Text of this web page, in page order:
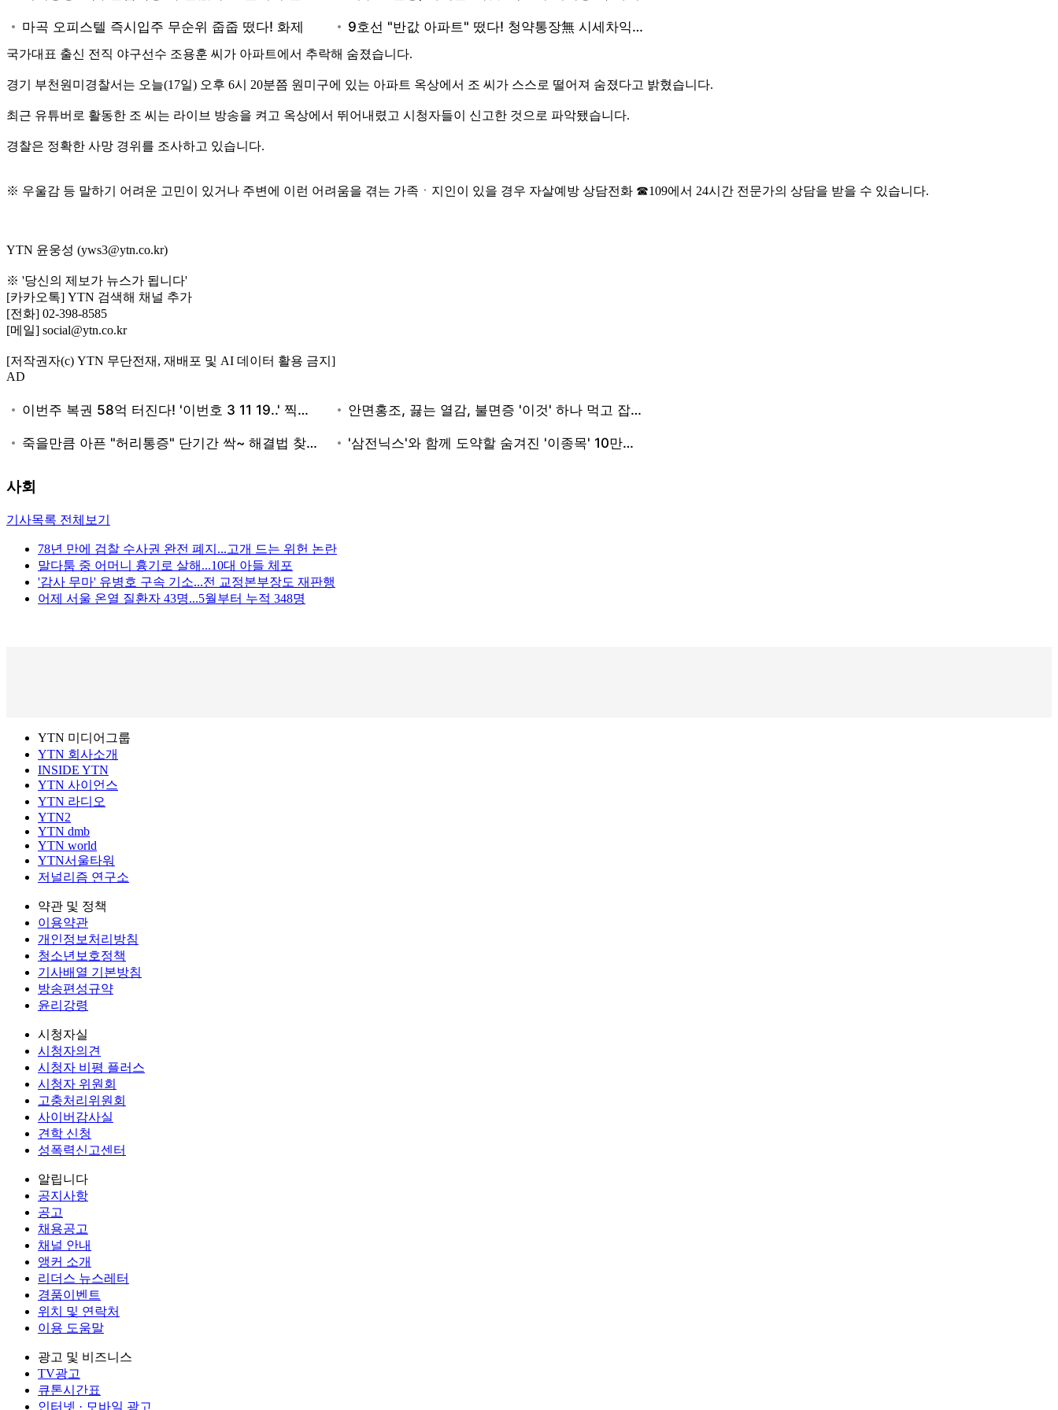
국가대표 출신 전직 야구선수 조용훈 씨가 아파트에서 추락해 숨졌습니다.
경기 부천원미경찰서는 오늘(17일) 오후 6시 20분쯤 원미구에 있는 아파트 옥상에서 조 씨가 스스로 떨어져 숨졌다고 밝혔습니다.
최근 유튜버로 활동한 조 씨는 라이브 방송을 켜고 옥상에서 뛰어내렸고 시청자들이 신고한 것으로 파악됐습니다.
경찰은 정확한 사망 경위를 조사하고 있습니다.
※ 우울감 등 말하기 어려운 고민이 있거나 주변에 이런 어려움을 겪는 가족ㆍ지인이 있을 경우 자살예방 상담전화 ☎109에서 24시간 전문가의 상담을 받을 수 있습니다.
YTN 윤웅성 (yws3@ytn.co.kr)
※ '당신의 제보가 뉴스가 됩니다'
[카카오톡] YTN 검색해 채널 추가
[전화] 02-398-8585
[메일] social@ytn.co.kr
[저작권자(c) YTN 무단전재, 재배포 및 AI 데이터 활용 금지]
AD
사회
기사목록 전체보기
78년 만에 검찰 수사권 완전 폐지...고개 드는 위헌 논란
말다툼 중 어머니 흉기로 살해...10대 아들 체포
'감사 무마' 유병호 구속 기소...전 교정본부장도 재판행
어제 서울 온열 질환자 43명...5월부터 누적 348명
YTN 미디어그룹
YTN 회사소개
INSIDE YTN
YTN 사이언스
YTN 라디오
YTN2
YTN dmb
YTN world
YTN서울타워
저널리즘 연구소
약관 및 정책
이용약관
개인정보처리방침
청소년보호정책
기사배열 기본방침
방송편성규약
윤리강령
시청자실
시청자의견
시청자 비평 플러스
시청자 위원회
고충처리위원회
사이버감사실
견학 신청
성폭력신고센터
알립니다
공지사항
공고
채용공고
채널 안내
앵커 소개
리더스 뉴스레터
경품이벤트
위치 및 연락처
이용 도움말
광고 및 비즈니스
TV광고
큐톤시간표
인터넷 · 모바일 광고